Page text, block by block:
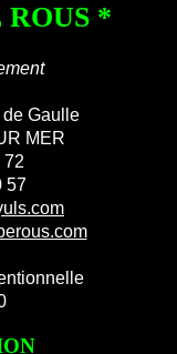
ROUS *
Gaulle
MER
72
57